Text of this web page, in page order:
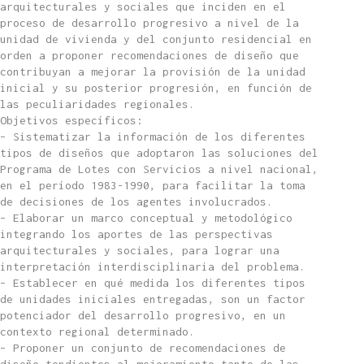
arquitecturales y sociales que inciden en el
proceso de desarrollo progresivo a nivel de la
unidad de vivienda y del conjunto residencial en
orden a proponer recomendaciones de diseño que
contribuyan a mejorar la provisión de la unidad
inicial y su posterior progresión, en función de
las peculiaridades regionales.
Objetivos específicos:
– Sistematizar la información de los diferentes
tipos de diseños que adoptaron las soluciones del
Programa de Lotes con Servicios a nivel nacional,
en el período 1983-1990, para facilitar la toma
de decisiones de los agentes involucrados.
– Elaborar un marco conceptual y metodológico
integrando los aportes de las perspectivas
arquitecturales y sociales, para lograr una
interpretación interdisciplinaria del problema.
– Establecer en qué medida los diferentes tipos
de unidades iniciales entregadas, son un factor
potenciador del desarrollo progresivo, en un
contexto regional determinado.
– Proponer un conjunto de recomendaciones de